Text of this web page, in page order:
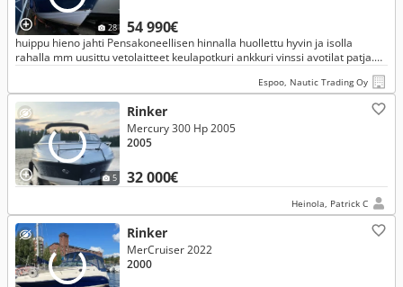
28 54 990€
huippu hieno jahti Pensakoneellisen hinnalla huollettu hyvin ja isolla
rahalla mm uusittu vetolaitteet keulapotkuri ankkuri vinssi avotilat patja.
Espoo, Nautic Trading Oy
5
Rinker
32 000€
Mercury 300 Hp 2005
2005
Heinola, Patrick C
Rinker
MerCruiser 2022
2000